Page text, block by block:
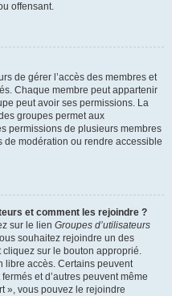
offensant.
de gérer l’accès des membres et
Chaque membre peut appartenir
peut avoir ses permissions. La
groupes permet aux
permissions de plusieurs membres
de modération ou rendre accessible
et comment les rejoindre ?
sur le lien Groupes d’utilisateurs
souhaitez rejoindre un des
sur le bouton approprié.
libre accès. Certains peuvent
et d’autres peuvent même
», vous pouvez le rejoindre